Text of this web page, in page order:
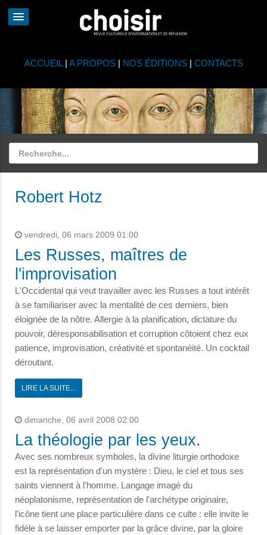
ACCUEIL | A PROPOS| NOS ÉDITIONS| CONTACTS
Robert Hotz
vendredi, 06 mars 2009 01:00
Les Russes, maîtres de
l'improvisation
L'Occidental qui veut travailler avec les Russes a tout intérêt
à se familiariser avec la mentalité de ces derniers, bien
éloignée de la nôtre. Allergie à la planification, dictature du
pouvoir, déresponsabilisation et corruption côtoient chez eux
patience, improvisation, créativité et spontanéité. Un cocktail
déroutant.
LIRE LA SUITE...
dimanche, 06 avril 2008 02:00
La théologie par les yeux.
Avec ses nombreux symboles, la divine liturgie orthodoxe
est la représentation d'un mystère : Dieu, le ciel et tous ses
saints viennent à l'homme. Langage imagé du
néoplatonisme, représentation de l'archétype originaire,
l'icône tient une place particulière dans ce culte : elle invite le
fidèle à se laisser emporter par la grâce divine, par la gloire